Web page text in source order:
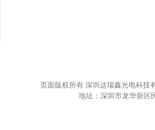
页面版权所有 深圳达瑞鑫光电科技
地址：深圳市龙华新区